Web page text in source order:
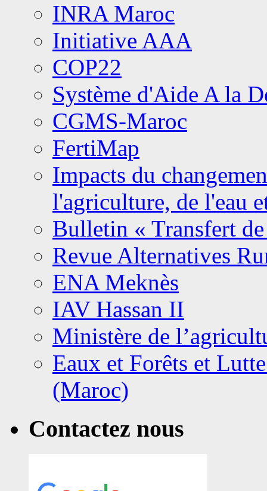
INRA Maroc
Initiative AAA
COP22
Système d'Aide A la
CGMS-Maroc
FertiMap
Impacts du
l'agriculture, de l'eau
Bulletin « Transfert
Revue Alternatives
ENA Meknès
IAV Hassan II
Ministère de
Eaux et Forêts et
(Maroc)
Contactez nous